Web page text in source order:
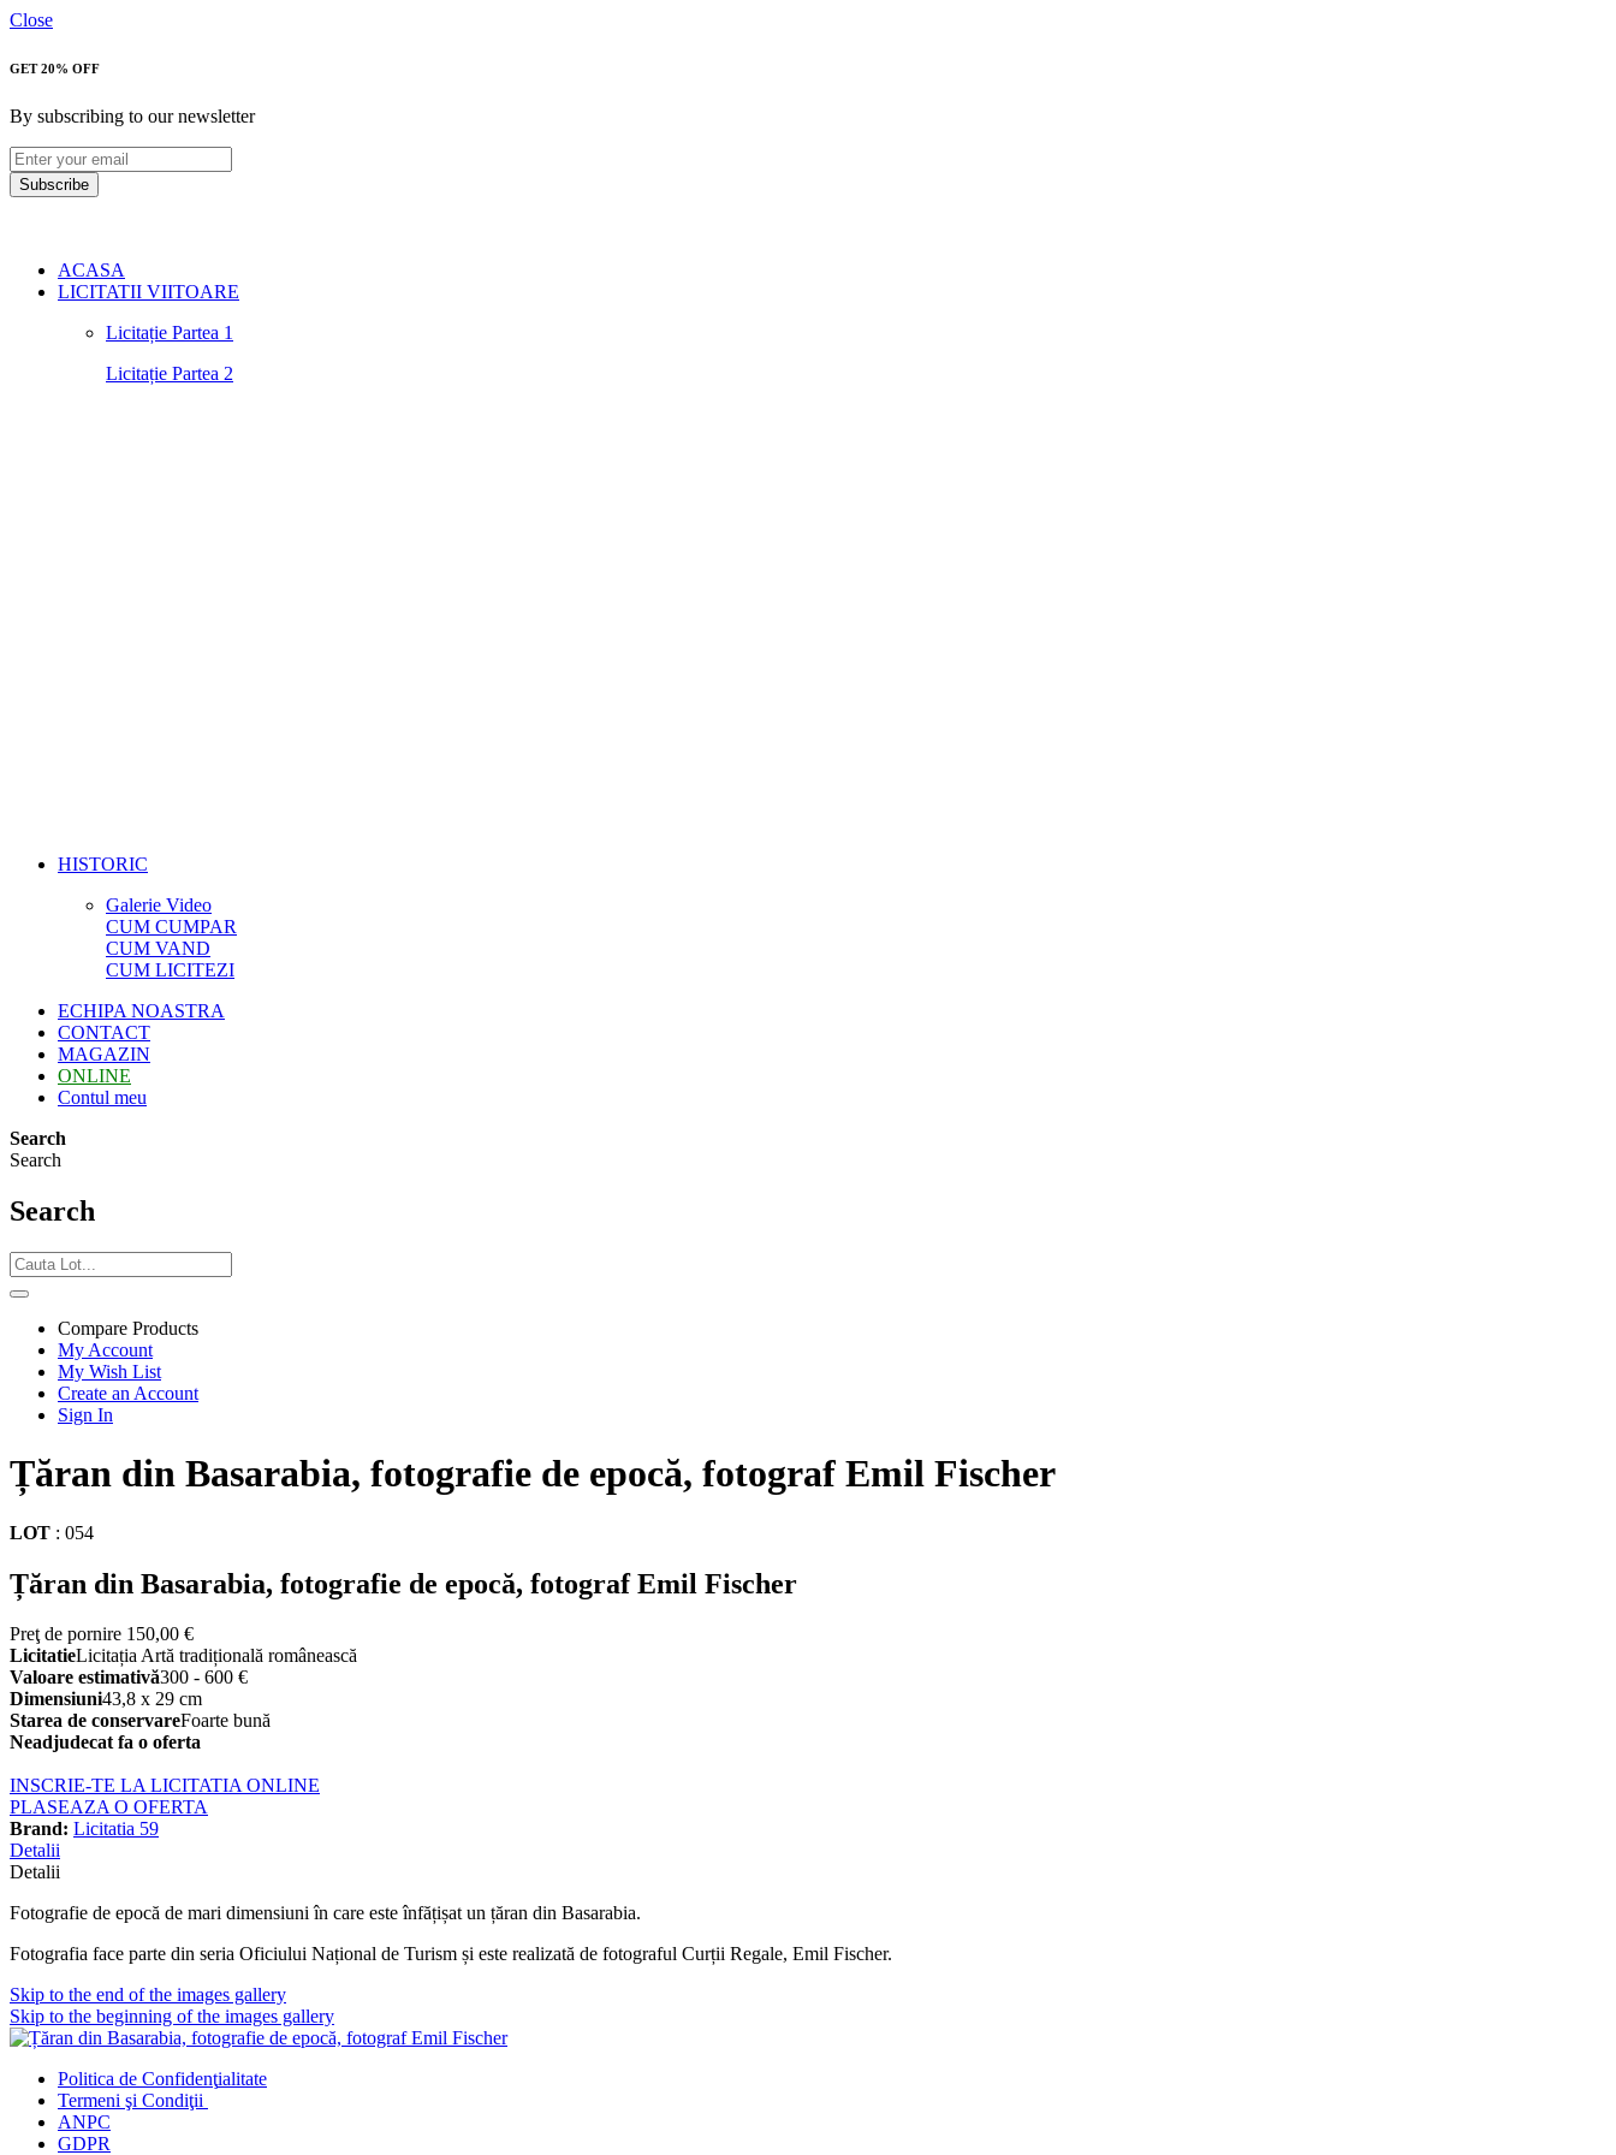
Close
GET 20% OFF
By subscribing to our newsletter
Subscribe
ACASA
LICITATII VIITOARE
Licitație Partea 1
Licitație Partea 2
HISTORIC
Galerie Video
CUM CUMPAR
CUM VAND
CUM LICITEZI
ECHIPA NOASTRA
CONTACT
MAGAZIN
ONLINE
Contul meu
Search
Search
Search
Compare Products
My Account
My Wish List
Create an Account
Sign In
Țăran din Basarabia, fotografie de epocă, fotograf Emil Fischer
LOT : 054
Țăran din Basarabia, fotografie de epocă, fotograf Emil Fischer
Preţ de pornire 150,00 €
LicitatieLicitația Artă tradițională românească
Valoare estimativă300 - 600 €
Dimensiuni43,8 x 29 cm
Starea de conservareFoarte bună
Neadjudecat fa o oferta
INSCRIE-TE LA LICITATIA ONLINE
PLASEAZA O OFERTA
Brand: Licitatia 59
Detalii
Detalii
Fotografie de epocă de mari dimensiuni în care este înfățișat un țăran din Basarabia.
Fotografia face parte din seria Oficiului Național de Turism și este realizată de fotograful Curții Regale, Emil Fischer.
Skip to the end of the images gallery
Skip to the beginning of the images gallery
Politica de Confidenţialitate
Termeni şi Condiţii
ANPC
GDPR